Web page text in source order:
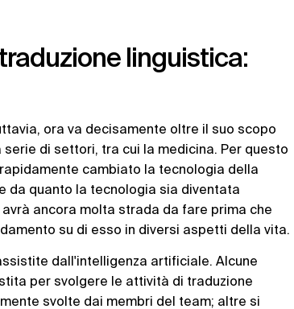
linguistica:
ora va decisamente oltre il suo scopo
di settori, tra cui la medicina. Per questo
cambiato la tecnologia della
da quanto la tecnologia sia diventata
ancora molta strada da fare prima che
su di esso in diversi aspetti della vita.
dall'intelligenza artificiale. Alcune
per svolgere le attività di traduzione
svolte dai membri del team; altre si